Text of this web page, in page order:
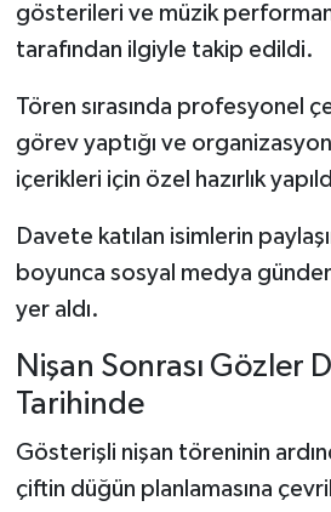
gösterileri ve müzik
tarafından ilgiyle takip edildi.
Tören sırasında profesyonel
görev yaptığı ve
içerikleri için özel hazırlık
Davete katılan isimlerin
boyunca sosyal medya
yer aldı.
Nişan Sonrası Gözler
Tarihinde
Gösterişli nişan töreninin
çiftin düğün planlamasına